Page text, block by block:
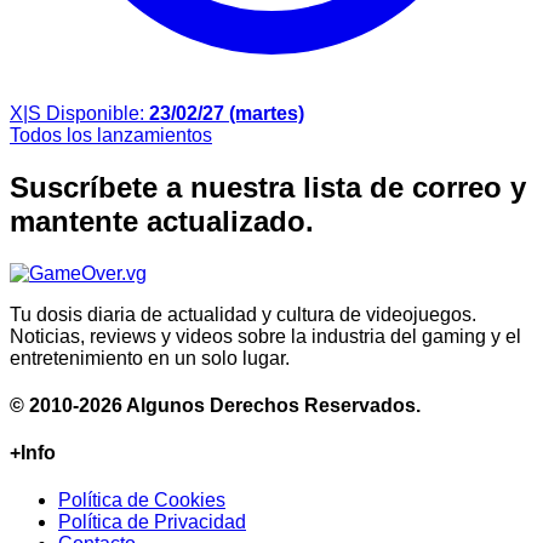
X|S Disponible: 23/02/27 (martes)
Todos los lanzamientos
Suscríbete a nuestra lista de correo y
mantente actualizado.
Tu dosis diaria de actualidad y cultura de videojuegos.
Noticias, reviews y videos sobre la industria del gaming y el
entretenimiento en un solo lugar.
© 2010-2026 Algunos Derechos Reservados.
+Info
Política de Cookies
Política de Privacidad